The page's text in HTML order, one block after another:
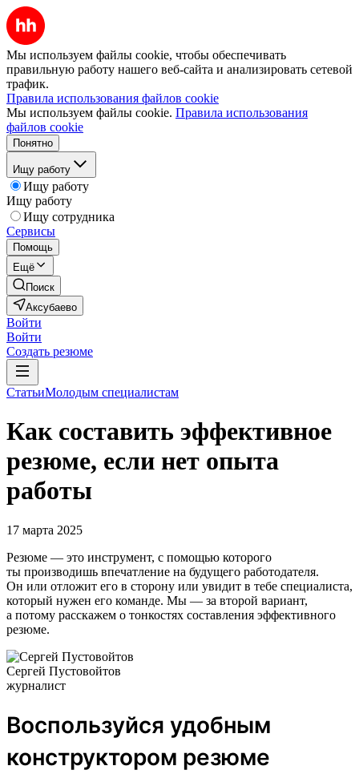
Мы используем файлы cookie, чтобы обеспечивать
правильную работу нашего веб-сайта и анализировать сетевой
трафик.
Правила использования файлов cookie
Мы используем файлы cookie. Правила использования
файлов cookie
Понятно
Ищу работу
Ищу работу
Ищу работу
Ищу сотрудника
Сервисы
Помощь
Ещё
Поиск
Аксубаево
Войти
Войти
Создать резюме
СтатьиМолодым специалистам
Как составить эффективное
резюме, если нет опыта
работы
17 марта 2025
Резюме — это инструмент, с помощью которого
ты производишь впечатление на будущего работодателя.
Он или отложит его в сторону или увидит в тебе специалиста,
который нужен его команде. Мы — за второй вариант,
а потому расскажем о тонкостях составления эффективного
резюме.
Сергей Пустовойтов
журналист
Воспользуйся удобным
конструктором резюме